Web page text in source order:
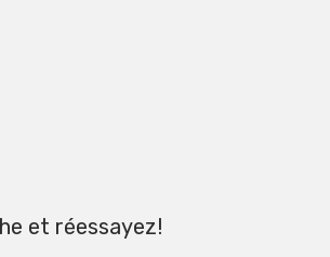
et réessayez!